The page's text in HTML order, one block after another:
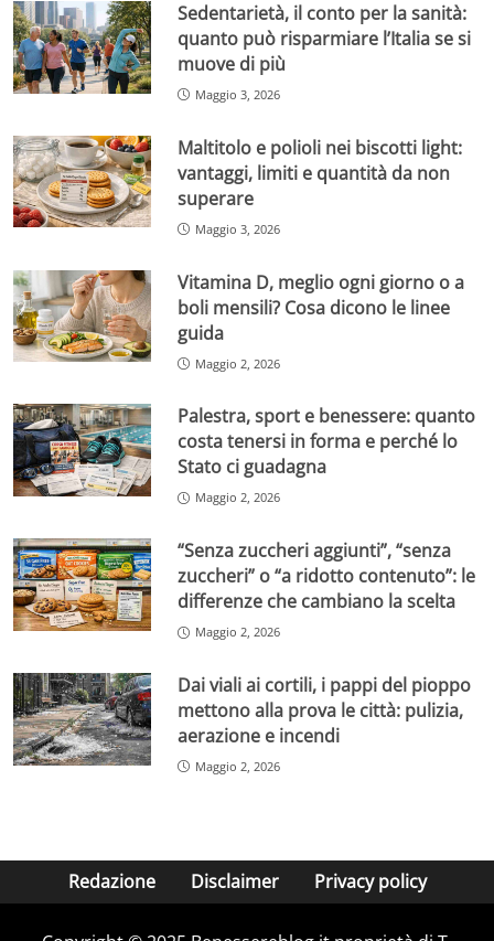
Sedentarietà, il conto per la sanità:
quanto può risparmiare l’Italia se si
muove di più
Maggio 3, 2026
Maltitolo e polioli nei biscotti light:
vantaggi, limiti e quantità da non
superare
Maggio 3, 2026
Vitamina D, meglio ogni giorno o a
boli mensili? Cosa dicono le linee
guida
Maggio 2, 2026
Palestra, sport e benessere: quanto
costa tenersi in forma e perché lo
Stato ci guadagna
Maggio 2, 2026
“Senza zuccheri aggiunti”, “senza
zuccheri” o “a ridotto contenuto”: le
differenze che cambiano la scelta
Maggio 2, 2026
Dai viali ai cortili, i pappi del pioppo
mettono alla prova le città: pulizia,
aerazione e incendi
Maggio 2, 2026
Redazione Disclaimer Privacy policy